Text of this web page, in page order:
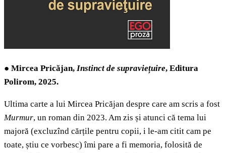
● Mircea Pricăjan, Instinct de supraviețuire, Editura
Polirom, 2025.
Ultima carte a lui Mircea Pricăjan despre care am scris a fost
Murmur, un roman din 2023. Am zis și atunci că tema lui
majoră (excluzînd cărțile pentru copii, i le-am citit cam pe
toate, știu ce vorbesc) îmi pare a fi memoria, folosită de